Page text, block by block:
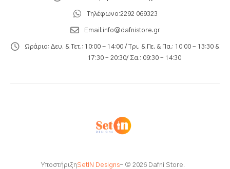
Τηλέφωνο:2292 069323
Email:info@dafnistore.gr
Ωράριο: Δευ. & Τετ.: 10:00 - 14:00 / Τρι. & Πε. & Πα.: 10:00 – 13:30 &
17:30 – 20:30/ Σα.: 09:30 – 14:30
ΥποστήριξηSetIN Designs- © 2026 Dafni Store.